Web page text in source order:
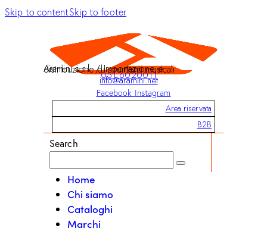
Skip to contentSkip to footer
Aramini s.r.l. / Importazione e distribuzione di strumenti musicali
051 6020011
info@aramini.net
Facebook Instagram
Area riservata
B2B
Search
Home
Chi siamo
Cataloghi
Marchi